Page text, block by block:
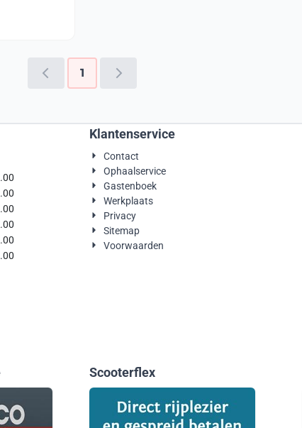
1
Klantenservice
Contact
Ophaalservice
Gastenboek
Werkplaats
Privacy
Sitemap
Voorwaarden
Scooterflex